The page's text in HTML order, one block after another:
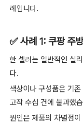
례입니다.
✅ 사례 1: 쿠팡 주
한 셀러는 일반적인 실
다.
색상이나 구성품은 기
고작 수십 건에 불과했
원인은 제품의 차별점